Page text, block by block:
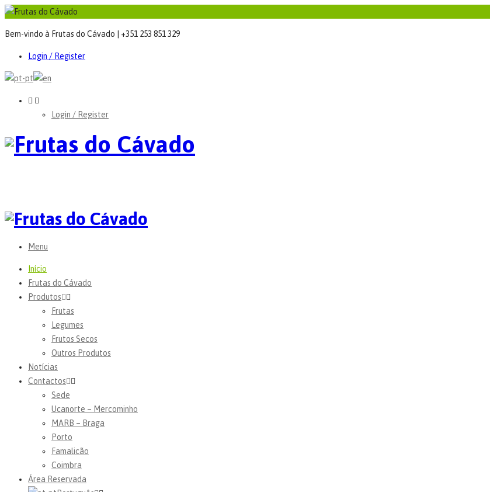
Bem-vindo à Frutas do Cávado | +351 253 851 329
Login / Register
Login / Register
Menu
Início
Frutas do Cávado
Produtos
Frutas
Legumes
Frutos Secos
Outros Produtos
Notícias
Contactos
Sede
Ucanorte – Mercominho
MARB – Braga
Porto
Famalicão
Coimbra
Área Reservada